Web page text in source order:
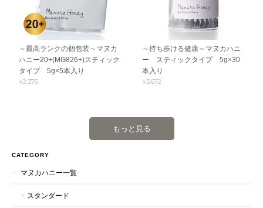
～最高ランクの個包装～マヌカ
ハニー20+(MG826+)スティック
タイプ 5g×5本入り
¥2,376
～持ち歩ける健康～マヌカハニ
ー スティックタイプ 5g×30
本入り
¥3,672
もっと見る
CATEGORY
マヌカハニー一覧
スタンダード